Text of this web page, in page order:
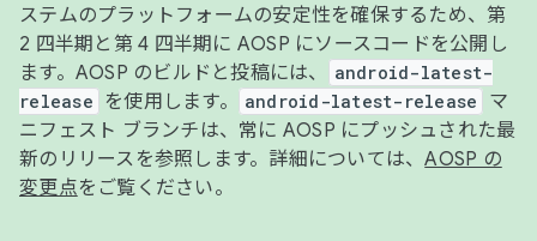
ステムのプラットフォームの安定性を確保するため、第
2 四半期と第 4 四半期に AOSP にソースコードを公開し
ます。AOSP のビルドと投稿には、
android-latest-
release
を使用します。 android-latest-release
マ
ニフェスト ブランチは、常に AOSP にプッシュされた最
新のリリースを参照します。詳細については、AOSP の
変更点をご覧ください。